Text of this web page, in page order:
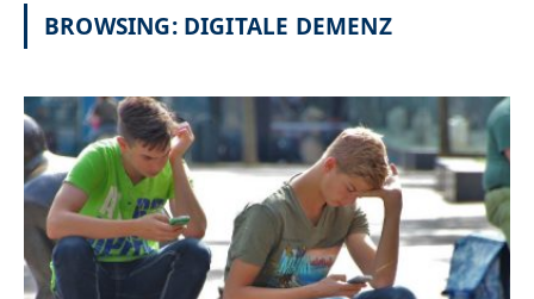
BROWSING: DIGITALE DEMENZ